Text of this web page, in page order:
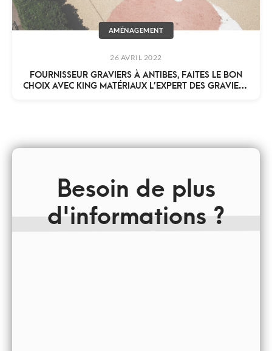
AMÉNAGEMENT
26 AVRIL 2022
FOURNISSEUR GRAVIERS À ANTIBES, FAITES LE BON
CHOIX AVEC KING MATÉRIAUX L’EXPERT DES GRAVIERS
Besoin de plus
d'informations ?